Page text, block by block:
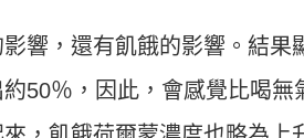
響，還有飢餓的影響。結果
50％，因此，會感覺比喝無